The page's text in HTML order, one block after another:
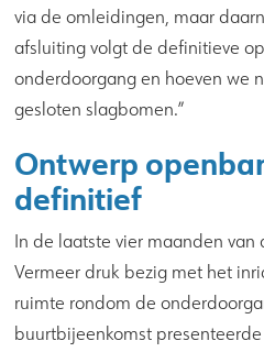
via de omleidingen, maar
afsluiting volgt de definitieve
onderdoorgang en hoeven we
gesloten slagbomen.”
Ontwerp
definitief
In de laatste vier maanden
Vermeer druk bezig met het
ruimte rondom de
buurtbijeenkomst